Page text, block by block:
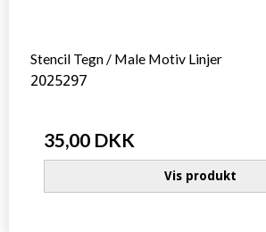
Stencil Tegn / Male Motiv Linjer
2025297
35,00 DKK
Vis produkt